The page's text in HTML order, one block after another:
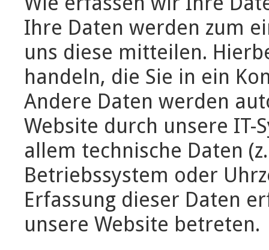
Ihre Daten werden zum
uns diese mitteilen.
handeln, die Sie in ein
Andere Daten werden
Website durch unsere IT-
allem technische Daten
Betriebssystem oder
Erfassung dieser Daten
unsere Website betreten.